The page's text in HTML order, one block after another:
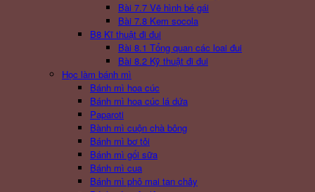
Bài 7.7 Vẽ hình bé gái
Bài 7.8 Kem socola
B8 Kĩ thuật đi đui
Bài 8.1 Tổng quan các loai đui
Bài 8.2 Kỹ thuật đi đui
Học làm bánh mì
Bánh mì hoa cúc
Bánh mì hoa cúc lá dứa
Paparoti
Bành mì cuộn chà bông
Bánh mì bơ tỏi
Bánh mì gối sữa
Bánh mì cua
Bánh mì phô mai tan chảy